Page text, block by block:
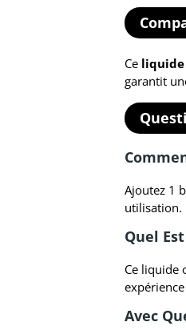
Ce
garantit
Ajoutez 1
utilisation.
Quel
Ce liquide
Avec